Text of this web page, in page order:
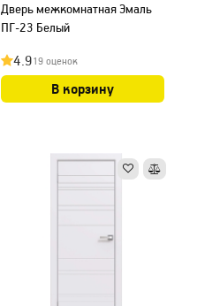
Дверь межкомнатная Эмаль
ПГ-23 Белый
4.919 оценок
В корзину